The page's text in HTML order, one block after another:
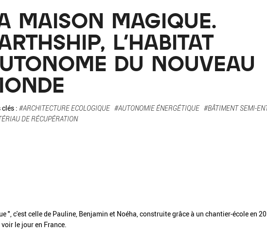
/ Guide Livre Podcast
Vidéo
MAISON MAGIQUE.
L'HABITAT
DU NOUVEAU
: #ARCHITECTURE ECOLOGIQUE #AUTONOMIE ÉNERGÉTIQUE #BÂTIMENT SEMI-
DE RÉCUPÉRATION
", c'est celle de Pauline, Benjamin et Noéha, construite grâce à un chantier-école en
le jour en France.